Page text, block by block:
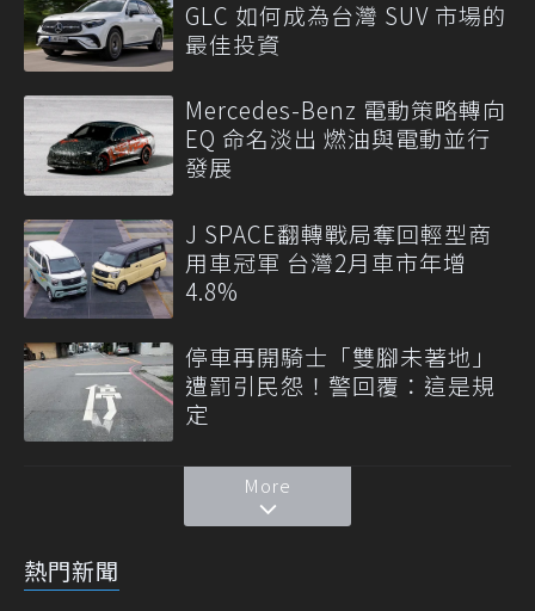
GLC 如何成為台灣 SUV 市場的
最佳投資
Mercedes-Benz 電動策略轉向
EQ 命名淡出 燃油與電動並行
發展
J SPACE翻轉戰局奪回輕型商
用車冠軍 台灣2月車市年增
4.8%
停車再開騎士「雙腳未著地」
遭罰引民怨！警回覆：這是規
定
More
熱門新聞